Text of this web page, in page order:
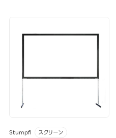
Stumpfl スクリーン